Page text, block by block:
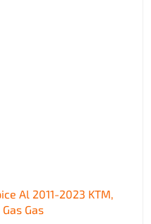
Al 2011-2023 KTM,
Gas